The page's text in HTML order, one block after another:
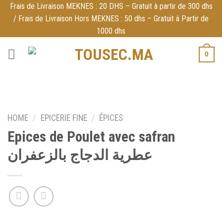
Skip
content
Frais de Livraison MEKNES : 20 DHS – Gratuit à partir de 300 dhs
/ Frais de Livraison Hors MEKNES : 50 dhs – Gratuit à Partir de
1000 dhs
0
HOME / EPICERIE FINE / ÉPICES
Epices de Poulet avec safran
عطرية الدجاج بالزعفران